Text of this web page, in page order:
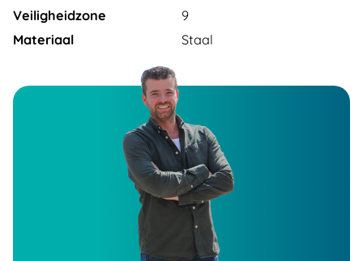
Veiligheidzone
9
Materiaal
Staal